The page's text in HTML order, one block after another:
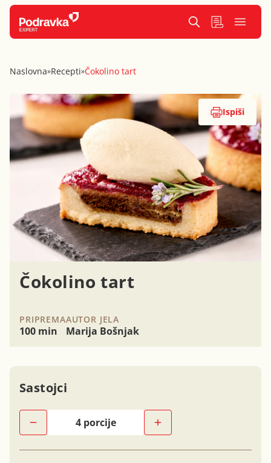
Naslovna»Recepti»Čokolino tart
Čokolino tart
PRIPREMA
100 min
AUTOR JELA
Marija Bošnjak
Ispiši
Sastojci